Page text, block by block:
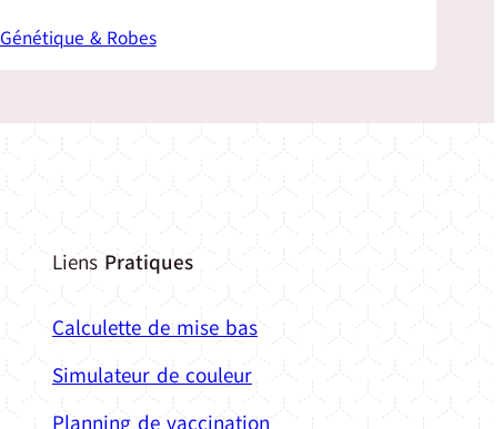
Génétique & Robes
Liens Pratiques
Calculette de mise bas
Simulateur de couleur
Planning de vaccination